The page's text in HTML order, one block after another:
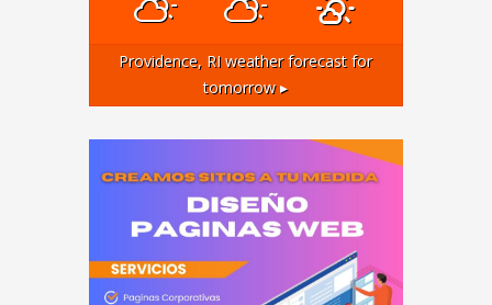
Providence, RI weather forecast for
tomorrow ▸